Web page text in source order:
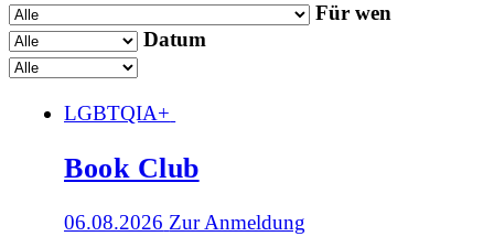
Für wen
Datum
LGBTQIA+
Book Club
06.08.2026 Zur Anmeldung